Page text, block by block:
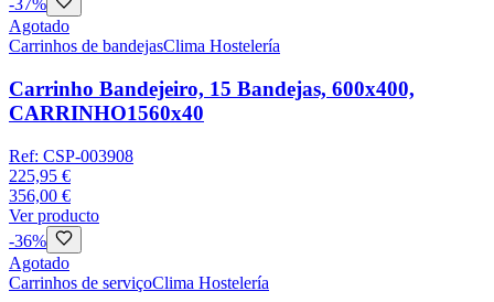
-37%
Agotado
Carrinhos de bandejasClima Hostelería
Carrinho Bandejeiro, 15 Bandejas, 600x400,
CARRINHO1560x40
Ref: CSP-003908
225,95 €
356,00 €
Ver producto
-36%
Agotado
Carrinhos de serviçoClima Hostelería